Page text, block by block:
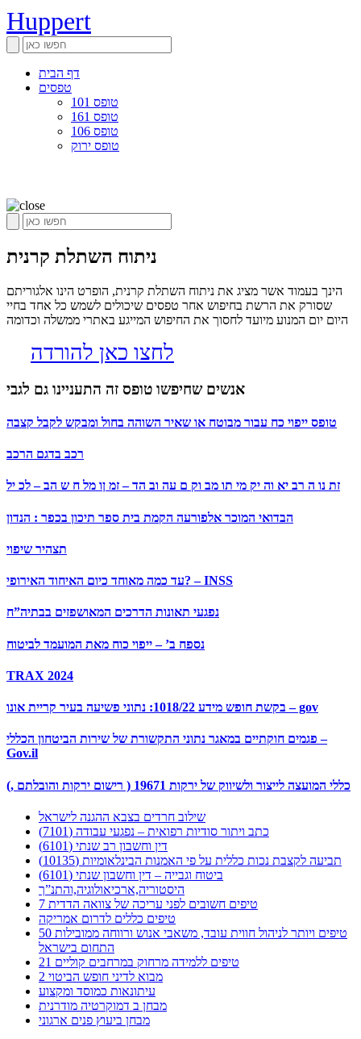
Huppert
דף הבית
טפסים
טופס 101
טופס 161
טופס 106
טופס ירוק
ניתוח השתלת קרנית
הינך בעמוד אשר מציג את ניתוח השתלת קרנית, הופרט הינו אלגוריתם
שסורק את הרשת בחיפוש אחר טפסים שיכולים לשמש כל אחד בחיי
היום יום המנוע מיועד לחסוך את החיפוש המייגע באתרי ממשלה וכדומה
לחצו כאן להורדה
אנשים שחיפשו טופס זה התעניינו גם לגבי
טופס ייפוי כח עבור מבוטח או שאיר השוהה בחול ומבקש לקבל קצבה
רכב בדגם הרכב
זת נו ה רב יא וה יק מי תו מב וק ם עה וב הד – זמ ןו מל ח ש הב – לכ יל
הבדואי המוכר אלפורעה הקמת בית ספר תיכון בכפר : הנדון
תצהיר שיפוי
עד כמה מאוחד כיום האיחוד האירופי? – INSS
נפגעי תאונות הדרכים המאושפזים בבתיה”ח
נספח ב’ – ייפוי כוח מאת המועמד לביטוח
TRAX 2024
בקשת חופש מידע 1018/22: נתוני פשיעה בעיר קריית אונו – gov
פגמים חוקתיים במאגר נתוני התקשורת של שירות הביטחון הכללי –
Gov.il
(, רישום ירקות והובלתם ) כללי המועצה לייצור ולשיווק של ירקות 19671
שילוב חרדים בצבא ההגנה לישראל
כתב ויתור סודיות רפואית – נפגעי עבודה (7101)
דין וחשבון רב שנתי (6101)
תביעה לקצבת נכות כללית על פי האמנות הבינלאומיות (10135)
ביטוח וגבייה – דין וחשבון שנתי (6101)
היסטוריה,ארכיאולוגיה,והתנ”ך
7 טיפים חשובים לפני עריכה של צוואה הדדית
טיפים כללים לדרום אמריקה
50 טיפים ויותר לניהול חווית עובד, משאבי אנוש ורווחה ממובילות
התחום בישראל
21 טיפים ללמידה מרחוק במרחבים קוליים
מבוא לדיני חופש הביטוי 2
עיתונאות כמוסד ומקצוע
מבחן ב דמוקרטיה מודרנית
מבחן ביעוץ פנים ארגוני